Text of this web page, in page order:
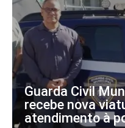
Guarda Civil
recebe nova
atendimento à